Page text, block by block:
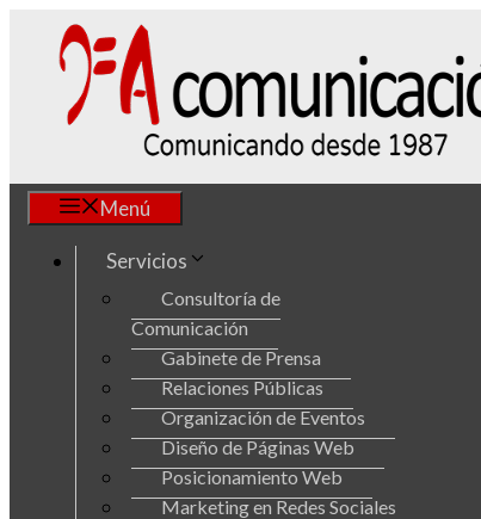
contenido
Menú
Servicios
Consultoría de
Comunicación
Gabinete de Prensa
Relaciones Públicas
Organización de Eventos
Diseño de Páginas Web
Posicionamiento Web
Marketing en Redes Sociales